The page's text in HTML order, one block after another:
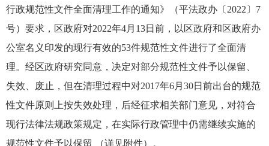
行政规范性文件全面清理工作的通知》（平法政办〔2022〕7
号）要求，区政府对2022年4月13日前，以区政府和区政府办
公室名义印发的现行有效的53件规范性文件进行了全面清
理。经区政府研究同意，决定对部分规范性文件予以保留、
失效、废止，但在清理过程中对2017年6月30日前出台的规范
性文件原则上按失效处理，后经征求相关部门意见，对符合
现行法律法规政策规定，在实际行政管理中仍需继续实施的
规范性文件予以保留 （详见附件）。